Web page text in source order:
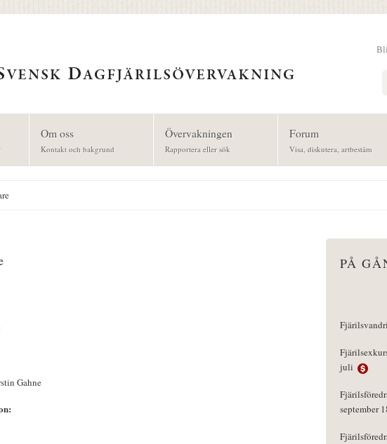
Om oss
Kontakt och bakgrund
Övervakningen
Rapportera eller sök
Forum
Visa, diskutera, artbestäm
Gahne
PÅ
juli
september